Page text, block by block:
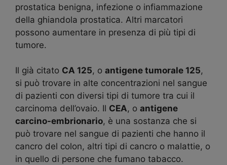
prostatica benigna, infezione o infiammazione
della ghiandola prostatica. Altri marcatori
possono aumentare in presenza di più tipi di
tumore.
Il già citato CA 125, o antigene tumorale 125,
si può trovare in alte concentrazioni nel sangue
di pazienti con diversi tipi di tumore tra cui il
carcinoma dell’ovaio. Il CEA, o antigene
carcino-embrionario, è una sostanza che si
può trovare nel sangue di pazienti che hanno il
cancro del colon, altri tipi di cancro o malattie, o
in quello di persone che fumano tabacco.